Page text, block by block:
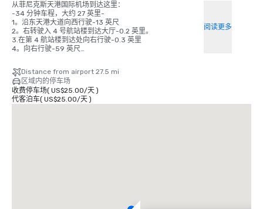
从菲尼克斯天港国际机场到达这里：
-34 分钟车程，大约 27 英里-
1。沿东天港大道向西行驶-13 英尺
2。右转驶入 4 号航站楼到达大厅-0.2 英里。
3.在第 4 航站楼到达处向右行驶-0.3 英里
4。向右行驶-59 英尺
5。并入东天港大道-0.5 英里
6。向左行驶继续沿东天港大道行驶-1.2 英里
7。从 AZ-202 环路 E/AZ-202 出口驶向坦佩/梅萨——0.6 英里
8。合并到 AZ-202 Loop E-7.1 英里
9。从 13 号出口驶向 AZ -87 N-0.4 英里
阅读更多
Distance from airport 27.5 mi
区域内的停车场
收费停车场( US$25.00/天)
代客泊车( US$25.00/天)